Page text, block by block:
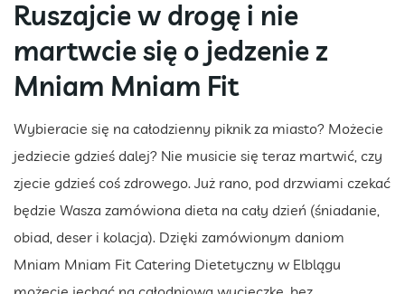
Ruszajcie w drogę i nie
martwcie się o jedzenie z
Mniam Mniam Fit
Wybieracie się na całodzienny piknik za miasto? Możecie
jedziecie gdzieś dalej? Nie musicie się teraz martwić, czy
zjecie gdzieś coś zdrowego. Już rano, pod drzwiami czekać
będzie Wasza zamówiona dieta na cały dzień (śniadanie,
obiad, deser i kolacja). Dzięki zamówionym daniom
Mniam Mniam Fit Catering Dietetyczny w Elblągu